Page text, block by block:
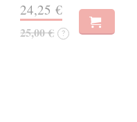
24,25 €
25,00 € ?